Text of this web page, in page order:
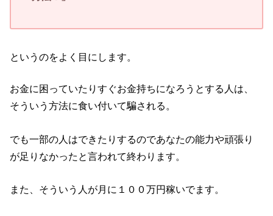
というのをよく目にします。
お金に困っていたりすぐお金持ちになろうとする人は、
そういう方法に食い付いて騙される。
でも一部の人はできたりするのであなたの能力や頑張り
が足りなかったと言われて終わります。
また、そういう人が月に１００万円稼いでます。